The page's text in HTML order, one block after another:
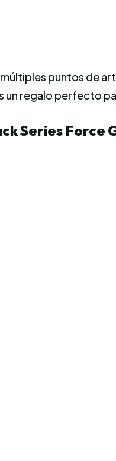
puntos de
un regalo perfecto
Series Force